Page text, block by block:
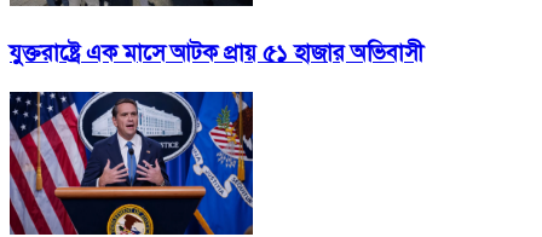
যুক্তরাষ্ট্রে এক মাসে আটক প্রায় ৫১ হাজার অভিবাসী